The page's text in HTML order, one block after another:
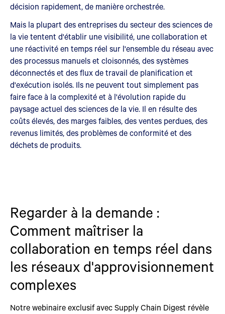
décision rapidement, de manière orchestrée.
Mais la plupart des entreprises du secteur des sciences de
la vie tentent d'établir une visibilité, une collaboration et
une réactivité en temps réel sur l'ensemble du réseau avec
des processus manuels et cloisonnés, des systèmes
déconnectés et des flux de travail de planification et
d'exécution isolés. Ils ne peuvent tout simplement pas
faire face à la complexité et à l'évolution rapide du
paysage actuel des sciences de la vie. Il en résulte des
coûts élevés, des marges faibles, des ventes perdues, des
revenus limités, des problèmes de conformité et des
déchets de produits.
Regarder à la demande :
Comment maîtriser la
collaboration en temps réel dans
les réseaux d'approvisionnement
complexes
Notre webinaire exclusif avec Supply Chain Digest révèle